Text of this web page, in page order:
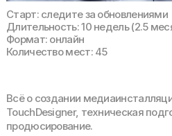
Старт: следите за обновлениями
Длительность: 10 недель (2.5
Формат: онлайн
Количество мест: 45
Всё о создании
TouchDesigner, техническая
продюсирование.